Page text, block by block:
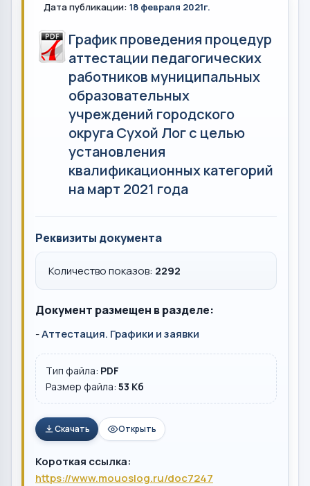
Дата публикации: 18 февраля 2021г.
График проведения процедур
аттестации педагогических
работников муниципальных
образовательных
учреждений городского
округа Сухой Лог с целью
установления
квалификационных категорий
на март 2021 года
Реквизиты документа
Количество показов: 2292
Документ размещен в разделе:
-Аттестация. Графики и заявки
Тип файла: PDF
Размер файла: 53 Кб
Скачать Открыть
Короткая ссылка:
https://www.mouoslog.ru/doc7247